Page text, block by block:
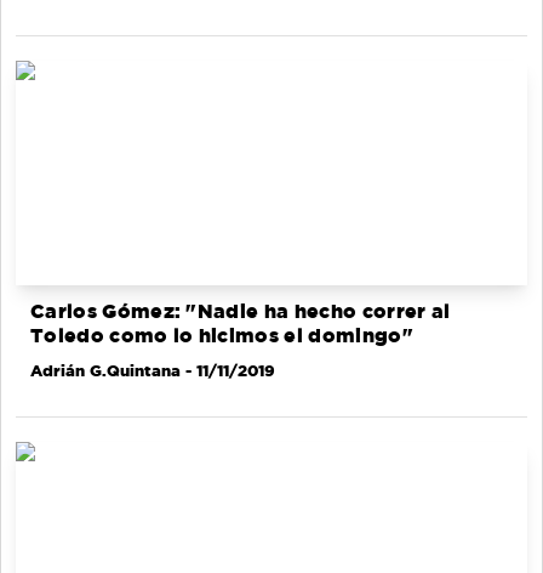
Carlos Gómez: "Nadie ha hecho correr al
Toledo como lo hicimos el domingo"
Adrián G.Quintana - 11/11/2019